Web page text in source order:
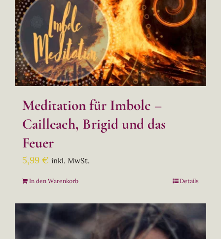
Meditation für Imbolc –
Cailleach, Brigid und das
Feuer
5,99 € inkl. MwSt.
In den Warenkorb Details